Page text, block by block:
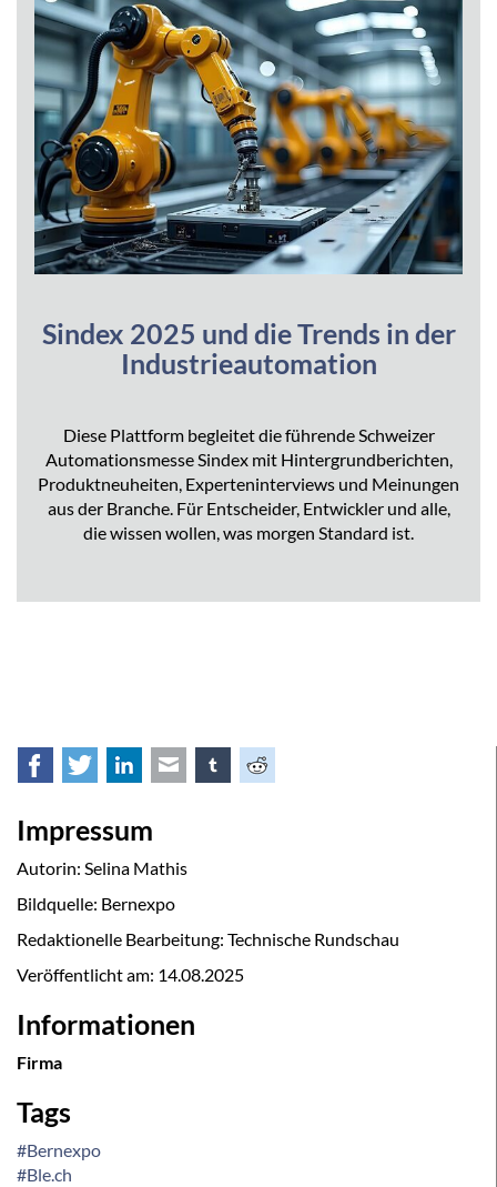
Sindex 2025 und die Trends in der
Industrieautomation
Diese Plattform begleitet die führende Schweizer
Automationsmesse Sindex mit Hintergrundberichten,
Produktneuheiten, Experteninterviews und Meinungen
aus der Branche. Für Entscheider, Entwickler und alle,
die wissen wollen, was morgen Standard ist.
Facebook
TwitterLinkedInE-mail tumblrReddit
Impressum
Autorin: Selina Mathis
Bildquelle: Bernexpo
Redaktionelle Bearbeitung: Technische Rundschau
Veröffentlicht am: 14.08.2025
Informationen
Firma
Tags
#Bernexpo
#Ble.ch